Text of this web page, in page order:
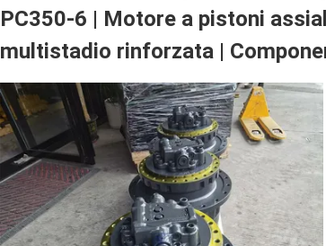
PC350-6 | Motore a pistoni
multistadio rinforzata |